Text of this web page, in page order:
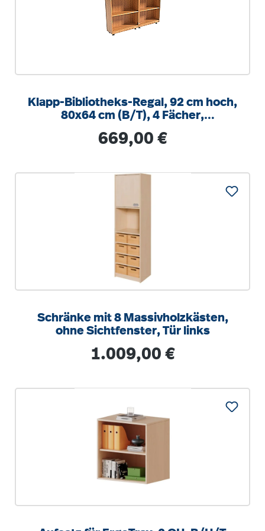
Klapp-Bibliotheks-Regal, 92 cm hoch,
80x64 cm (B/T), 4 Fächer,
Regulärer Preis:
669,00 €
Schränke mit 8 Massivholzkästen,
ohne Sichtfenster, Tür links
Regulärer Preis:
1.009,00 €